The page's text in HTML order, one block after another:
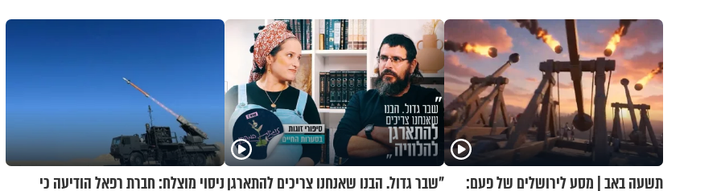
תשעה באב | מסע לירושלים של פעם:
"שבר גדול. הבנו שאנחנו צריכים להתארגןניסוי מוצלח: חברת רפאל הודיעה כי